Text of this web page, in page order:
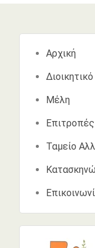
Αρχική
Μέλη
Ταμείο